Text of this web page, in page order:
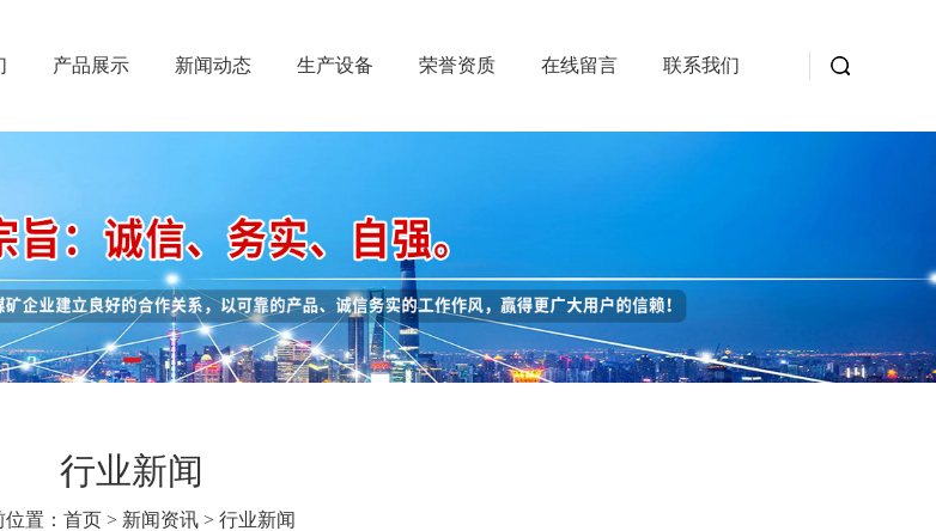
产品展示 新闻动态 生产设备 荣誉资质 在线留言 联系我们
行业新闻
置： 首页 > 新闻资讯 > 行业新闻